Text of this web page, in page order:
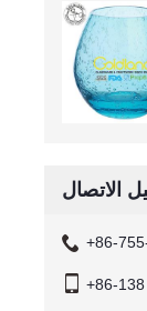
الاتصال
+86-
+86-